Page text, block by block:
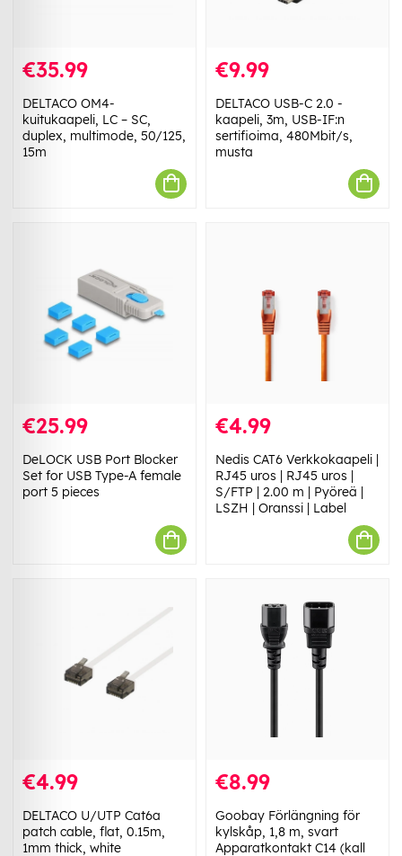
€35.99
DELTACO OM4-
kuitukaapeli, LC – SC,
duplex, multimode, 50/125,
15m
€9.99
DELTACO USB-C 2.0 -
kaapeli, 3m, USB-IF:n
sertifioima, 480Mbit/s,
musta
€25.99
DeLOCK USB Port Blocker
Set for USB Type-A female
port 5 pieces
€4.99
Nedis CAT6 Verkkokaapeli |
RJ45 uros | RJ45 uros |
S/FTP | 2.00 m | Pyöreä |
LSZH | Oranssi | Label
€4.99
DELTACO U/UTP Cat6a
patch cable, flat, 0.15m,
1mm thick, white
€8.99
Goobay Förlängning för
kylskåp, 1,8 m, svart
Apparatkontakt C14 (kall